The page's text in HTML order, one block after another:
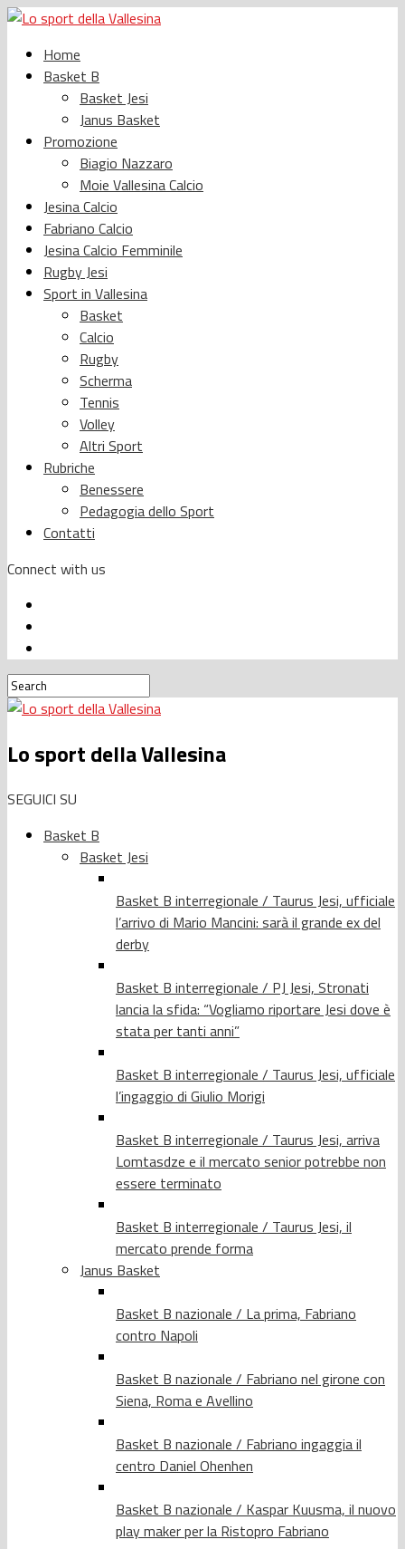
Home
Basket B
Basket Jesi
Janus Basket
Promozione
Biagio Nazzaro
Moie Vallesina Calcio
Jesina Calcio
Fabriano Calcio
Jesina Calcio Femminile
Rugby Jesi
Sport in Vallesina
Basket
Calcio
Rugby
Scherma
Tennis
Volley
Altri Sport
Rubriche
Benessere
Pedagogia dello Sport
Contatti
Connect with us
Lo sport della Vallesina
SEGUICI SU
Basket B
Basket Jesi
Basket B interregionale / Taurus Jesi, ufficiale
l’arrivo di Mario Mancini: sarà il grande ex del
derby
Basket B interregionale / PJ Jesi, Stronati
lancia la sfida: “Vogliamo riportare Jesi dove è
stata per tanti anni”
Basket B interregionale / Taurus Jesi, ufficiale
l’ingaggio di Giulio Morigi
Basket B interregionale / Taurus Jesi, arriva
Lomtasdze e il mercato senior potrebbe non
essere terminato
Basket B interregionale / Taurus Jesi, il
mercato prende forma
Janus Basket
Basket B nazionale / La prima, Fabriano
contro Napoli
Basket B nazionale / Fabriano nel girone con
Siena, Roma e Avellino
Basket B nazionale / Fabriano ingaggia il
centro Daniel Ohenhen
Basket B nazionale / Kaspar Kuusma, il nuovo
play maker per la Ristopro Fabriano